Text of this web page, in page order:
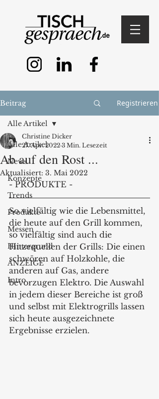
Beitrag Registrieren
Alle Artikel
News
Konzepte
Trends
Produkte
Messen
Hintergrund
ANZEIGE
Intro
Alle Artikel
Ab auf den Rost ...
Christine Dicker
27. Apr. 2022 3 Min. Lesezeit
Aktualisiert: 3. Mai 2022
- PRODUKTE -
So vielfältig wie die Lebensmittel,
die heute auf den Grill kommen,
so vielfältig sind auch die
Hitzequellen der Grills: Die einen
schwören auf Holzkohle, die
anderen auf Gas, andere
bevorzugen Elektro. Die Auswahl
in jedem dieser Bereiche ist groß
und selbst mit Elektrogrills lassen
sich heute ausgezeichnete
Ergebnisse erzielen.